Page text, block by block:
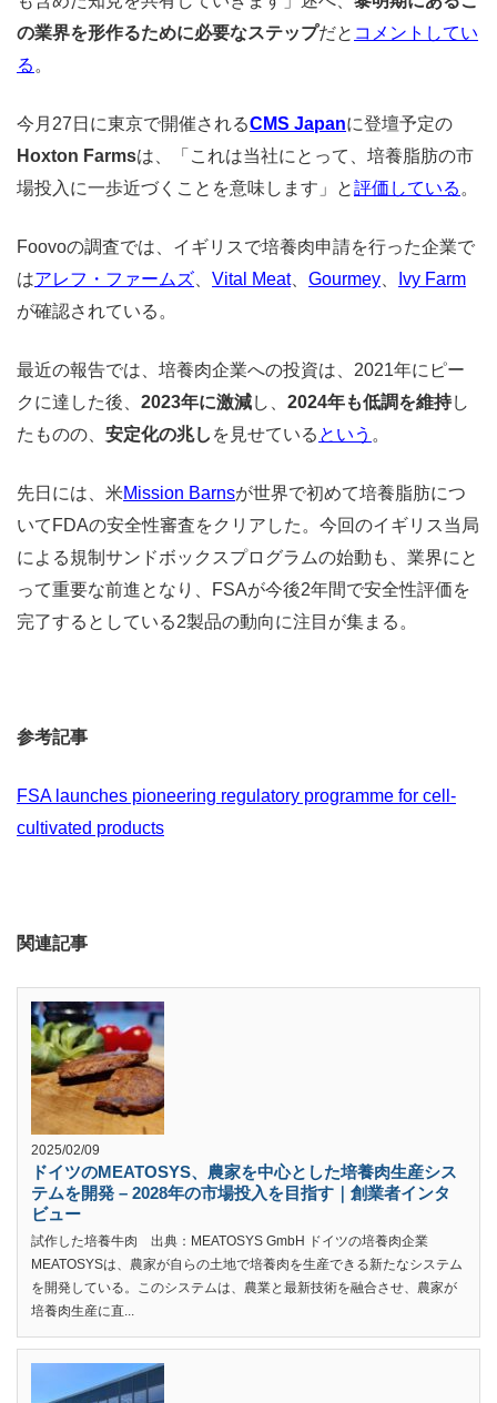
の業界を形作るために必要なステップだと コメントしてい
る 。
今月27日に東京で開催されるCMS Japanに登壇予定の
Hoxton Farmsは、「これは当社にとって、培養脂肪の市
場投入に一歩近づくことを意味します」と評価している 。
Foovoの調査では、イギリスで培養肉申請を行った企業で
はアレフ・ファームズ Vital Meat、 Gourmey
Ivy Farm
が確認されている。
最近の報告では、培養肉企業への投資は、2021年にピー
クに達した後、 2023年に激減し、 2024年も低調を維持し
たものの、 安定化の兆し を見せている という 。
先日には、米Mission Barnsが世界で初めて培養脂肪につ
いてFDAの安全性審査をクリアした。今回のイギリス当局
による規制サンドボックスプログラムの始動も、業界にと
って重要な前進となり、FSAが今後2年間で安全性評価を
完了するとしている2製品の動向に注目が集まる。
参考記事
FSA launches pioneering regulatory programme for cell-
cultivated products
関連記事
2025/02/09
ドイツのMEATOSYS、農家を中心とした培養肉生産シス
テムを開発 – 2028年の市場投入を目指す｜創業者インタ
ビュー
試作した培養牛肉 出典：MEATOSYS GmbH ドイツの培養肉企業
MEATOSYSは、農家が自らの土地で培養肉を生産できる新たなシステム
を開発している。このシステムは、農業と最新技術を融合させ、農家が
培養肉生産に直...